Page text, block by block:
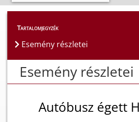
Esemény részletei
Tartalomjegyzék
Esemény részletei
Esemény részletei
Autóbusz égett